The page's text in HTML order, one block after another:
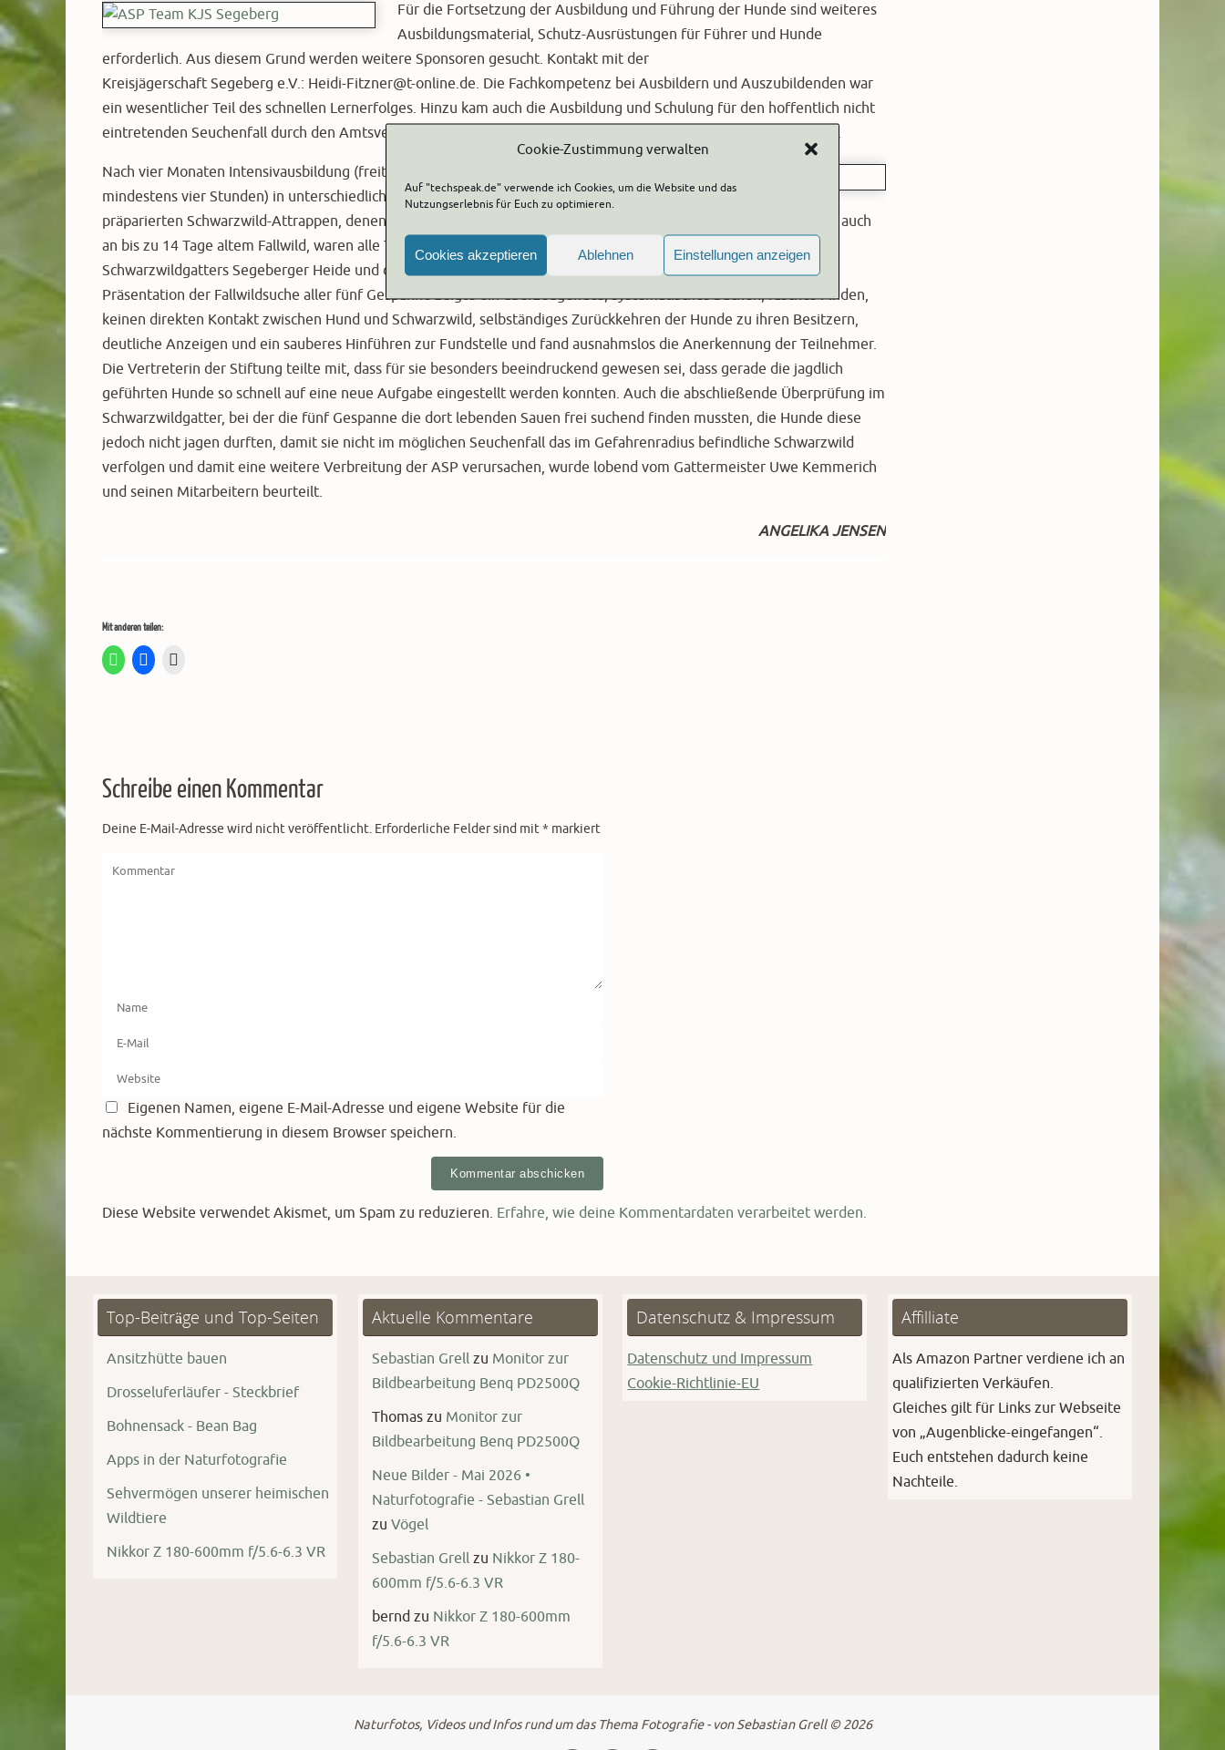
Cookie-Zustimmung verwalten
Auf "techspeak.de" verwende ich Cookies, um die Website und das
Nutzungserlebnis für Euch zu optimieren.
Cookies akzeptieren Ablehnen Einstellungen anzeigen
Für die Fortsetzung der Ausbildung und Führung der Hunde sind weiteres
Ausbildungsmaterial, Schutz-Ausrüstungen für Führer und Hunde
erforderlich. Aus diesem Grund werden weitere Sponsoren gesucht. Kontakt mit der
Kreisjägerschaft Segeberg e.V.: Heidi-Fitzner@t-online.de. Die Fachkompetenz bei Ausbildern und Auszubildenden war
ein wesentlicher Teil des schnellen Lernerfolges. Hinzu kam auch die Ausbildung und Schulung für den hoffentlich nicht
eintretenden Seuchenfall durch den Amtsveterinär. Es galt viele Schwierigkeiten zu erkennen und zu überwinden.
Nach vier Monaten Intensivausbildung (freitags bis sonntags jeweils
mindestens vier Stunden) in unterschiedlichstem Gelände mit mehreren
präparierten Schwarzwild-Attrappen, denen frische und weniger frische Schwartenteile umgebunden waren, aber auch
an bis zu 14 Tage altem Fallwild, waren alle Teams so weit, dass sie ihre Arbeitsweise der Stiftung, dem Team des
Schwarzwildgatters Segeberger Heide und dem Vorstand der Kreisjägerschaft Segeberg vorstellen konnten. Die
Präsentation der Fallwildsuche aller fünf Gespanne zeigte ein überzeugendes, systematisches Suchen, rasches Finden,
keinen direkten Kontakt zwischen Hund und Schwarzwild, selbständiges Zurückkehren der Hunde zu ihren Besitzern,
deutliche Anzeigen und ein sauberes Hinführen zur Fundstelle und fand ausnahmslos die Anerkennung der Teilnehmer.
Die Vertreterin der Stiftung teilte mit, dass für sie besonders beeindruckend gewesen sei, dass gerade die jagdlich
geführten Hunde so schnell auf eine neue Aufgabe eingestellt werden konnten. Auch die abschließende Überprüfung im
Schwarzwildgatter, bei der die fünf Gespanne die dort lebenden Sauen frei suchend finden mussten, die Hunde diese
jedoch nicht jagen durften, damit sie nicht im möglichen Seuchenfall das im Gefahrenradius befindliche Schwarzwild
verfolgen und damit eine weitere Verbreitung der ASP verursachen, wurde lobend vom Gattermeister Uwe Kemmerich
und seinen Mitarbeitern beurteilt.
ANGELIKA JENSEN
Mit anderen teilen:
Schreibe einen Kommentar
Deine E-Mail-Adresse wird nicht veröffentlicht. Erforderliche Felder sind mit* markiert
Eigenen Namen, eigene E-Mail-Adresse und eigene Website für die
nächste Kommentierung in diesem Browser speichern.
Diese Website verwendet Akismet, um Spam zu reduzieren. Erfahre, wie deine Kommentardaten verarbeitet werden.
Top-Beiträge und Top-Seiten
Ansitzhütte bauen
Drosseluferläufer - Steckbrief
Bohnensack - Bean Bag
Apps in der Naturfotografie
Sehvermögen unserer heimischen
Wildtiere
Nikkor Z 180-600mm f/5.6-6.3 VR
Aktuelle Kommentare
Sebastian Grellzu Monitor zur
Bildbearbeitung Benq PD2500Q
Thomaszu Monitor zur
Bildbearbeitung Benq PD2500Q
Neue Bilder - Mai 2026 •
Naturfotografie - Sebastian Grell
zu Vögel
Sebastian Grellzu Nikkor Z 180-
600mm f/5.6-6.3 VR
bernd zu Nikkor Z 180-600mm
f/5.6-6.3 VR
Datenschutz & Impressum
Datenschutz und Impressum
Cookie-Richtlinie-EU
Affilliate
Als Amazon Partner verdiene ich an
qualifizierten Verkäufen.
Gleiches gilt für Links zur Webseite
von „Augenblicke-eingefangen“.
Euch entstehen dadurch keine
Nachteile.
Naturfotos, Videos und Infos rund um das Thema Fotografie - von Sebastian Grell © 2026